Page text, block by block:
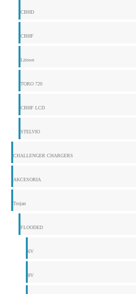
CBHD
CBHF
Litowe
TORO 720
CBHF LCD
STELVIO
CHALLENGER CHARGERS
AKCESORIA
Trojan
FLOODED
6V
8V